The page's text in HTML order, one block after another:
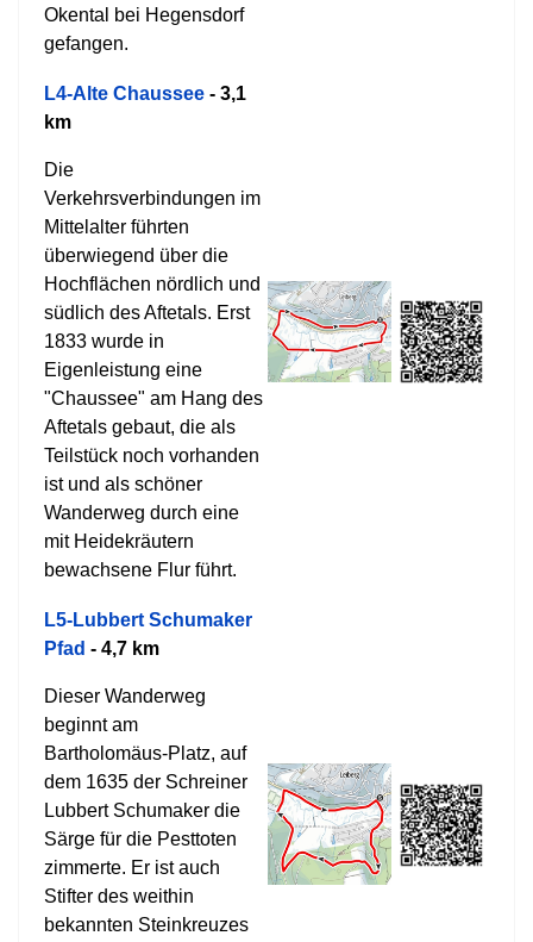
Okental bei Hegensdorf
gefangen.
L4-Alte Chaussee - 3,1
km
Die
Verkehrsverbindungen im
Mittelalter führten
überwiegend über die
Hochflächen nördlich und
südlich des Aftetals. Erst
1833 wurde in
Eigenleistung eine
"Chaussee" am Hang des
Aftetals gebaut, die als
Teilstück noch vorhanden
ist und als schöner
Wanderweg durch eine
mit Heidekräutern
bewachsene Flur führt.
L5-Lubbert Schumaker
Pfad - 4,7 km
Dieser Wanderweg
beginnt am
Bartholomäus-Platz, auf
dem 1635 der Schreiner
Lubbert Schumaker die
Särge für die Pesttoten
zimmerte. Er ist auch
Stifter des weithin
bekannten Steinkreuzes